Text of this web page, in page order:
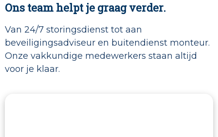
Ons team helpt je graag verder.
Van 24/7 storingsdienst tot aan
beveiligingsadviseur en buitendienst monteur.
Onze vakkundige medewerkers staan altijd
voor je klaar.